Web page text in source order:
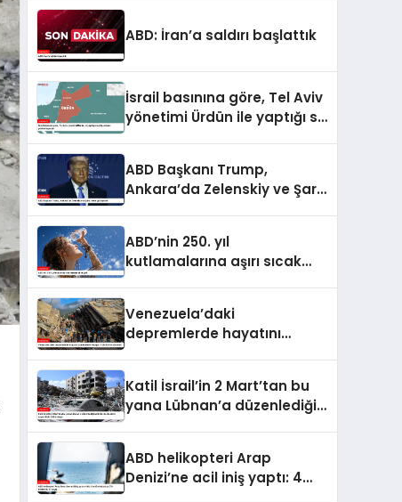
yükseldi
ABD: İran’a saldırı başlattık
İsrail basınına göre, Tel Aviv
yönetimi Ürdün ile yaptığı su
ABD Başkanı Trump,
Ankara’da Zelenskiy ve Şara
ABD’nin 250. yıl
kutlamalarına aşırı sıcak
Venezuela’daki
depremlerde hayatını
Katil İsrail’in 2 Mart’tan bu
yana Lübnan’a düzenlediği
ABD helikopteri Arap
Denizi’ne acil iniş yaptı: 4